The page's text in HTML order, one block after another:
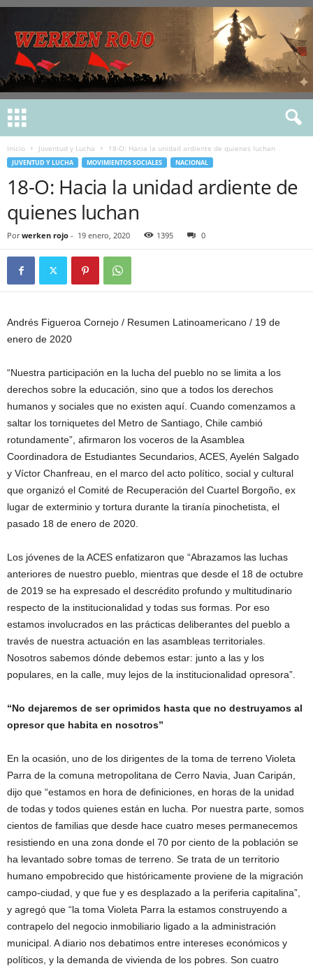
Inicio Juventud y Lucha 18-O: Hacia la unidad ardiente de quienes luchan
JUVENTUD Y LUCHA MOVIMIENTOS SOCIALES NACIONAL
18-O: Hacia la unidad ardiente de
quienes luchan
Por werken rojo - 19 enero, 2020 1395 0
Andrés Figueroa Cornejo / Resumen Latinoamericano / 19 de
enero de 2020
“Nuestra participación en la lucha del pueblo no se limita a los
derechos sobre la educación, sino que a todos los derechos
humanos y sociales que no existen aquí. Cuando comenzamos a
saltar los torniquetes del Metro de Santiago, Chile cambió
rotundamente”, afirmaron los voceros de la Asamblea
Coordinadora de Estudiantes Secundarios, ACES, Ayelén Salgado
y Víctor Chanfreau, en el marco del acto político, social y cultural
que organizó el Comité de Recuperación del Cuartel Borgoño, ex
lugar de exterminio y tortura durante la tiranía pinochetista, el
pasado 18 de enero de 2020.
Los jóvenes de la ACES enfatizaron que “Abrazamos las luchas
anteriores de nuestro pueblo, mientras que desde el 18 de octubre
de 2019 se ha expresado el descrédito profundo y multitudinario
respecto de la institucionalidad y todas sus formas. Por eso
estamos involucrados en las prácticas deliberantes del pueblo a
través de nuestra actuación en las asambleas territoriales.
Nosotros sabemos dónde debemos estar: junto a las y los
populares, en la calle, muy lejos de la institucionalidad opresora”.
“No dejaremos de ser oprimidos hasta que no destruyamos al
opresor que habita en nosotros”
En la ocasión, uno de los dirigentes de la toma de terreno Violeta
Parra de la comuna metropolitana de Cerro Navia, Juan Caripán,
dijo que “estamos en hora de definiciones, en horas de la unidad
de todas y todos quienes están en lucha. Por nuestra parte, somos
cientos de familias que desde hace cuatro meses permanecemos
resistiendo en una zona donde el 70 por ciento de la población se
ha levantado sobre tomas de terreno. Se trata de un territorio
humano empobrecido que históricamente proviene de la migración
campo-ciudad, y que fue y es desplazado a la periferia capitalina”,
y agregó que “la toma Violeta Parra la estamos construyendo a
contrapelo del negocio inmobiliario ligado a la administración
municipal. A diario nos debatimos entre intereses económicos y
políticos, y la demanda de vivienda de los pobres. Son cuatro